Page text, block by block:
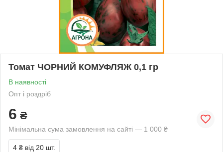
Томат ЧОРНИЙ КОМУФЛЯЖ 0,1 гр
В наявності
Опт і роздріб
6 ₴
Мінімальна сума замовлення на сайті — 1 000 ₴
4 ₴ від 20 шт.